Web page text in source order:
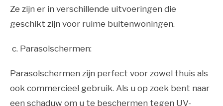
Ze zijn er in verschillende uitvoeringen die
geschikt zijn voor ruime buitenwoningen.
c. Parasolschermen:
Parasolschermen zijn perfect voor zowel thuis als
ook commercieel gebruik. Als u op zoek bent naar
een schaduw om u te beschermen tegen UV-